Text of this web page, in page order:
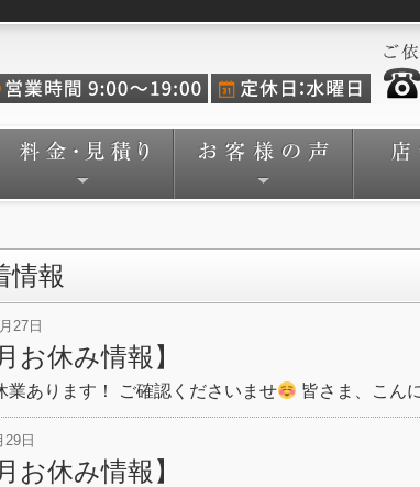
情報
27日
お休み情報】
あります！ ご確認くださいませ 皆さま、こん
29日
お休み情報】